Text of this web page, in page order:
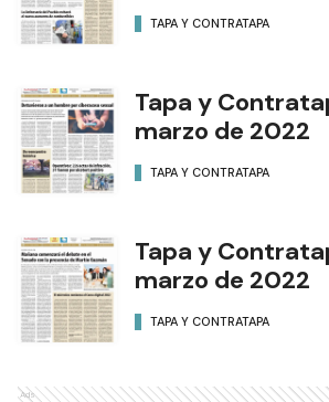
TAPA Y CONTRATAPA
Tapa y
marzo de 2022
TAPA Y CONTRATAPA
Tapa y
marzo de 2022
TAPA Y CONTRATAPA
Ads